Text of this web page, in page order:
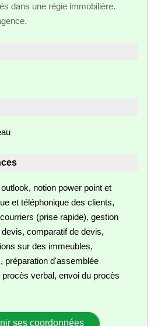
dans une régie immobilière.
notion power point et
et téléphonique des clients,
(prise rapide), gestion
comparatif de devis,
sur des immeubles,
préparation d'assemblée
verbal, envoi du procès
ses coordonnées